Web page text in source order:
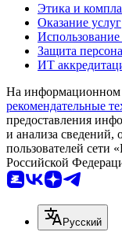
Этика и
Оказание услуг
Использование
Защита
ИТ
На информационном
рекомендательные
предоставления
и анализа сведений,
пользователей сети
Российской
Русский